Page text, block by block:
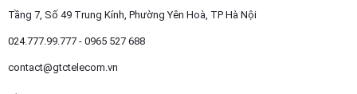
Tầng 7, Số 49 Trung Kính, Phường Yên Hoà, TP Hà Nội
024.777.99.777 - 0965 527 688
contact@gtctelecom.vn